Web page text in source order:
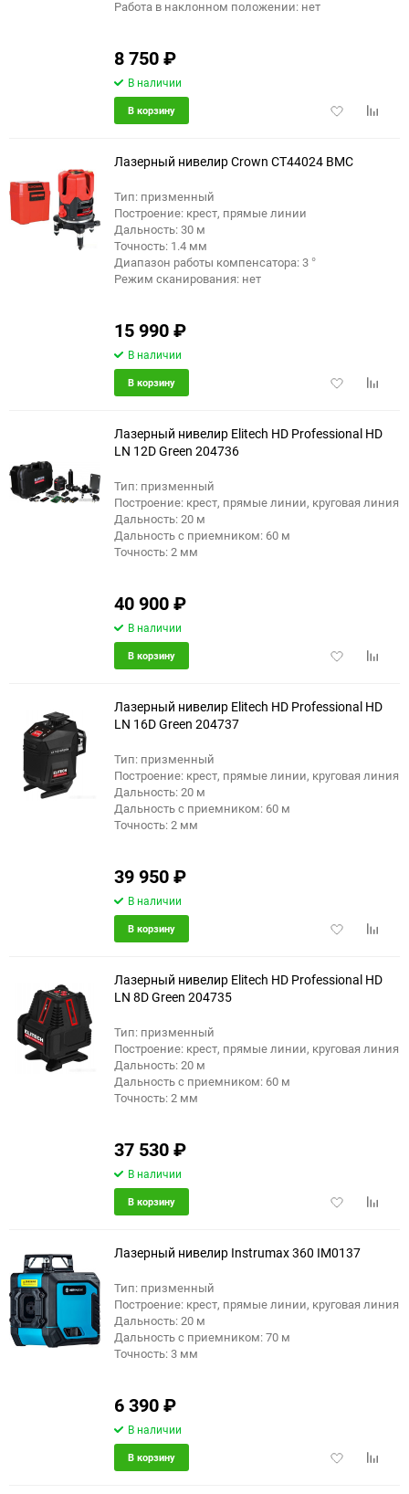
Работа в наклонном положении: нет
8 750₽
В наличии
Добавить
В корзину
Лазерный нивелир Crown CT44024 BMC
Тип: призменный
Построение: крест, прямые линии
Дальность: 30 м
Точность: 1.4 мм
Диапазон работы компенсатора: 3 °
Режим сканирования: нет
15 990₽
В наличии
Добавить
В корзину
еще 3 фото
Лазерный нивелир Elitech HD Professional HD
LN 12D Green 204736
Тип: призменный
Построение: крест, прямые линии, круговая линия
Дальность: 20 м
Дальность с приемником: 60 м
Точность: 2 мм
40 900₽
В наличии
Добавить
В корзину
еще 3 фото
Лазерный нивелир Elitech HD Professional HD
LN 16D Green 204737
Тип: призменный
Построение: крест, прямые линии, круговая линия
Дальность: 20 м
Дальность с приемником: 60 м
Точность: 2 мм
39 950₽
В наличии
Добавить
В корзину
еще 2 фото
Лазерный нивелир Elitech HD Professional HD
LN 8D Green 204735
Тип: призменный
Построение: крест, прямые линии, круговая линия
Дальность: 20 м
Дальность с приемником: 60 м
Точность: 2 мм
37 530₽
В наличии
Добавить
В корзину
еще 4 фото
Лазерный нивелир Instrumax 360 IM0137
Тип: призменный
Построение: крест, прямые линии, круговая линия
Дальность: 20 м
Дальность с приемником: 70 м
Точность: 3 мм
6 390₽
В наличии
Добавить
В корзину